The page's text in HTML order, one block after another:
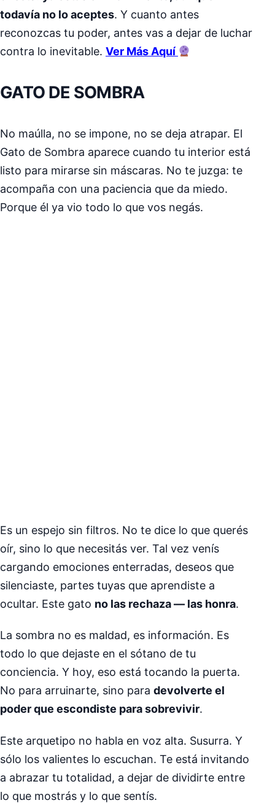
todavía no lo aceptes. Y cuanto antes
reconozcas tu poder, antes vas a dejar de luchar
contra lo inevitable. Ver Más Aquí
GATO DE SOMBRA
No maúlla, no se impone, no se deja atrapar. El
Gato de Sombra aparece cuando tu interior está
listo para mirarse sin máscaras. No te juzga: te
acompaña con una paciencia que da miedo.
Porque él ya vio todo lo que vos negás.
Es un espejo sin filtros. No te dice lo que querés
oír, sino lo que necesitás ver. Tal vez venís
cargando emociones enterradas, deseos que
silenciaste, partes tuyas que aprendiste a
ocultar. Este gato no las rechaza — las honra.
La sombra no es maldad, es información. Es
todo lo que dejaste en el sótano de tu
conciencia. Y hoy, eso está tocando la puerta.
No para arruinarte, sino para devolverte el
poder que escondiste para sobrevivir.
Este arquetipo no habla en voz alta. Susurra. Y
sólo los valientes lo escuchan. Te está invitando
a abrazar tu totalidad, a dejar de dividirte entre
lo que mostrás y lo que sentís.